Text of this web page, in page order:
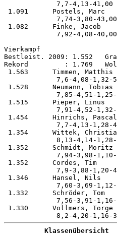
          Klassenübersicht